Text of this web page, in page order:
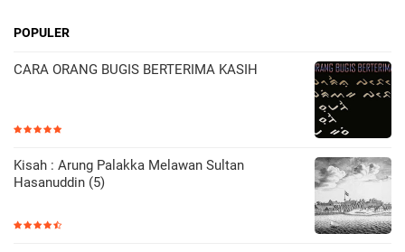
POPULER
CARA ORANG BUGIS BERTERIMA KASIH
Kisah : Arung Palakka Melawan Sultan
Hasanuddin (5)